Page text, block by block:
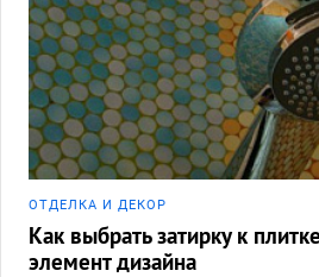
ОТДЕЛКА И ДЕКОР
Как выбрать затирку к
элемент дизайна